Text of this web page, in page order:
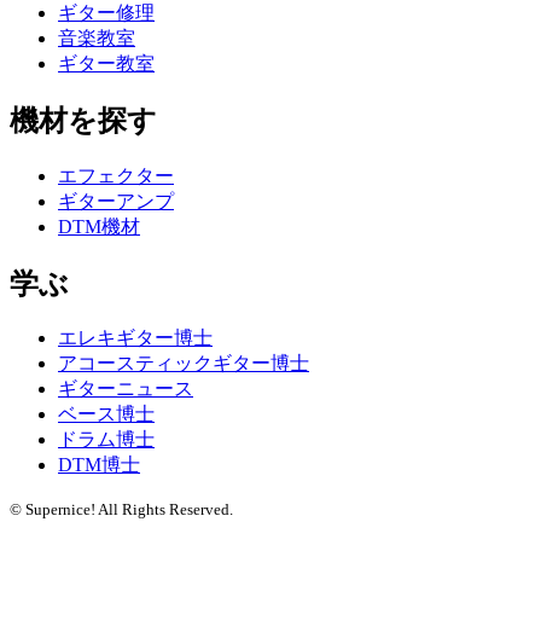
ギター修理
音楽教室
ギター教室
機材を探す
エフェクター
ギターアンプ
DTM機材
学ぶ
エレキギター博士
アコースティックギター博士
ギターニュース
ベース博士
ドラム博士
DTM博士
© Supernice! All Rights Reserved.